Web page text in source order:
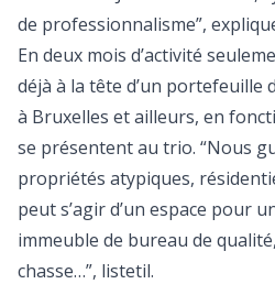
de professionnalisme”,
En deux mois d’activité
déjà à la tête d’un portefeuille
à Bruxelles et ailleurs, en
se présentent au trio. “Nous
propriétés atypiques,
peut s’agir d’un espace pour
immeuble de bureau de
chasse…”, liste­t­il.